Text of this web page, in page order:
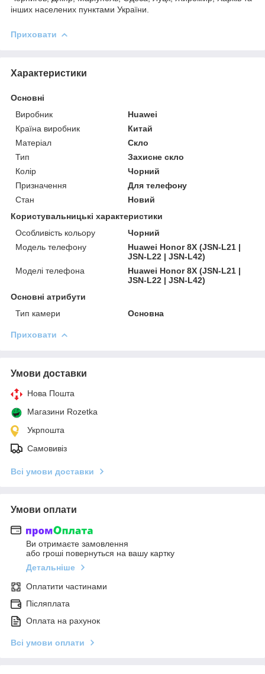
інших населених пунктами України.
Приховати
Характеристики
Основні
Виробник
Huawei
Країна виробник
Китай
Матеріал
Скло
Тип
Захисне скло
Колір
Чорний
Призначення
Для телефону
Стан
Новий
Користувальницькі характеристики
Особливість кольору
Чорний
Модель телефону
Huawei Honor 8X (JSN-L21 |
JSN-L22 | JSN-L42)
Моделі телефона
Huawei Honor 8X (JSN-L21 |
JSN-L22 | JSN-L42)
Основні атрибути
Тип камери
Основна
Приховати
Умови доставки
Нова Пошта
Магазини Rozetka
Укрпошта
Самовивіз
Всі умови доставки
Умови оплати
Ви отримаєте замовлення
або гроші повернуться на вашу картку
Детальніше
Оплатити частинами
Післяплата
Оплата на рахунок
Всі умови оплати